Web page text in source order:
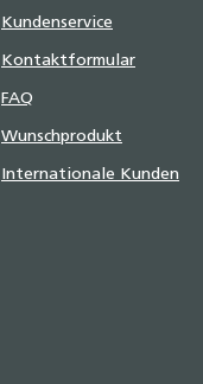
Kundenservice
Kontaktformular
FAQ
Wunschprodukt
Internationale Kunden